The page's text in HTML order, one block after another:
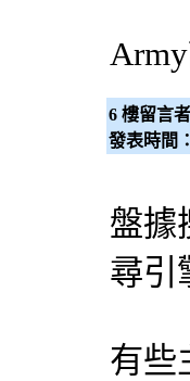
6 樓留言者
發表時間：
盤據
尋引
有些